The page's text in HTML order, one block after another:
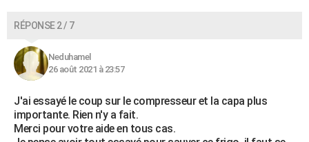
RÉPONSE 2 / 7
Neduhamel
26 août 2021 à 23:57
J'ai essayé le coup sur le compresseur et la capa plus
importante. Rien n'y a fait.
Merci pour votre aide en tous cas.